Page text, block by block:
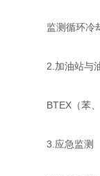
监测循环冷
2.加油站与
BTEX（苯
3.应急监测